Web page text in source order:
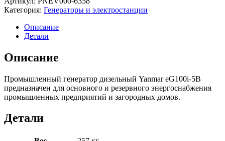
Категория: Генераторы и электростанции
Описание
Детали
Описание
Промышленный генератор дизельный Yanmar eG100i-5B
предназначен для основного и резервного энергоснабжения
промышленных предприятий и загородных домов.
Детали